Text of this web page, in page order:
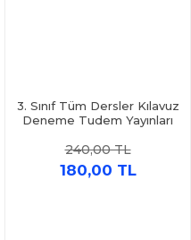
3. Sınıf Tüm Dersler Kılavuz
Deneme Tudem Yayınları
240,00 TL
180,00 TL